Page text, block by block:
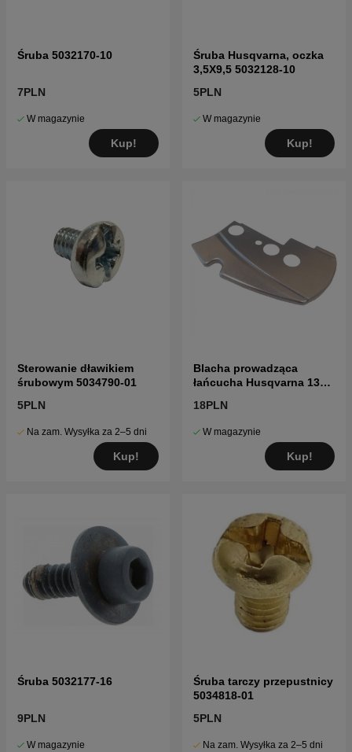
Śruba 5032170-10
7PLN
W magazynie
Kup!
Śruba Husqvarna, oczka
3,5X9,5 5032128-10
5PLN
W magazynie
Kup!
Sterowanie dławikiem
śrubowym 5034790-01
5PLN
Na zam. Wysyłka za 2–5 dni
Kup!
Blacha prowadząca
łańcucha Husqvarna 135,
18PLN
W magazynie
Kup!
Śruba 5032177-16
9PLN
W magazynie
Śruba tarczy przepustnicy
5034818-01
5PLN
Na zam. Wysyłka za 2–5 dni